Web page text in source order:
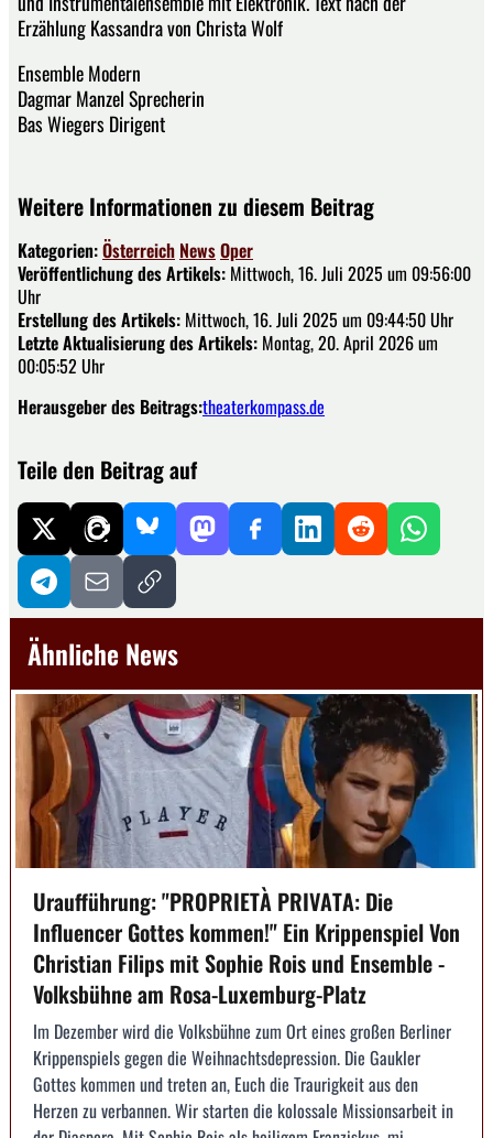
Erzählung Kassandra von Christa Wolf
Ensemble Modern
Dagmar Manzel Sprecherin
Bas Wiegers Dirigent
Weitere Informationen zu diesem Beitrag
Kategorien:Österreich NewsOper
Veröffentlichung des Artikels: Mittwoch, 16. Juli 2025 um 09:56:00
Uhr
Erstellung des Artikels: Mittwoch, 16. Juli 2025 um 09:44:50 Uhr
Letzte Aktualisierung des Artikels: Montag, 20. April 2026 um
00:05:52 Uhr
Herausgeber des Beitrags:theaterkompass.de
Teile den Beitrag auf
Ähnliche News
Uraufführung: "PROPRIETÀ PRIVATA: Die
Influencer Gottes kommen!" Ein Krippenspiel Von
Christian Filips mit Sophie Rois und Ensemble -
Volksbühne am Rosa-Luxemburg-Platz
Im Dezember wird die Volksbühne zum Ort eines großen Berliner
Krippenspiels gegen die Weihnachtsdepression. Die Gaukler
Gottes kommen und treten an, Euch die Traurigkeit aus den
Herzen zu verbannen. Wir starten die kolossale Missionsarbeit in